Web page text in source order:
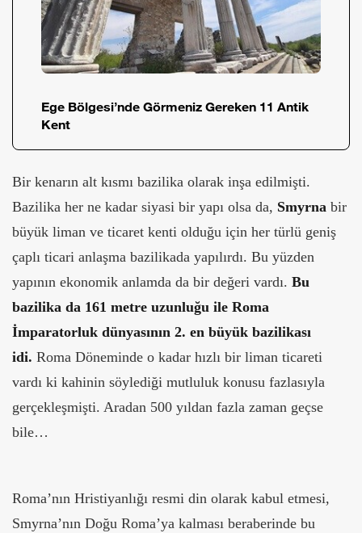
Ege Bölgesi’nde Görmeniz Gereken 11 Antik
Kent
Bir kenarın alt kısmı bazilika olarak inşa edilmişti.
Bazilika her ne kadar siyasi bir yapı olsa da, Smyrna bir
büyük liman ve ticaret kenti olduğu için her türlü geniş
çaplı ticari anlaşma bazilikada yapılırdı. Bu yüzden
yapının ekonomik anlamda da bir değeri vardı. Bu
bazilika da 161 metre uzunluğu ile Roma
İmparatorluk dünyasının 2. en büyük bazilikası
idi. Roma Döneminde o kadar hızlı bir liman ticareti
vardı ki kahinin söylediği mutluluk konusu fazlasıyla
gerçekleşmişti. Aradan 500 yıldan fazla zaman geçse
bile…
Roma’nın Hristiyanlığı resmi din olarak kabul etmesi,
Smyrna’nın Doğu Roma’ya kalması beraberinde bu